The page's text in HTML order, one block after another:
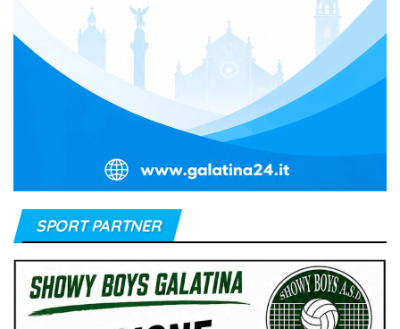
SPORT PARTNER